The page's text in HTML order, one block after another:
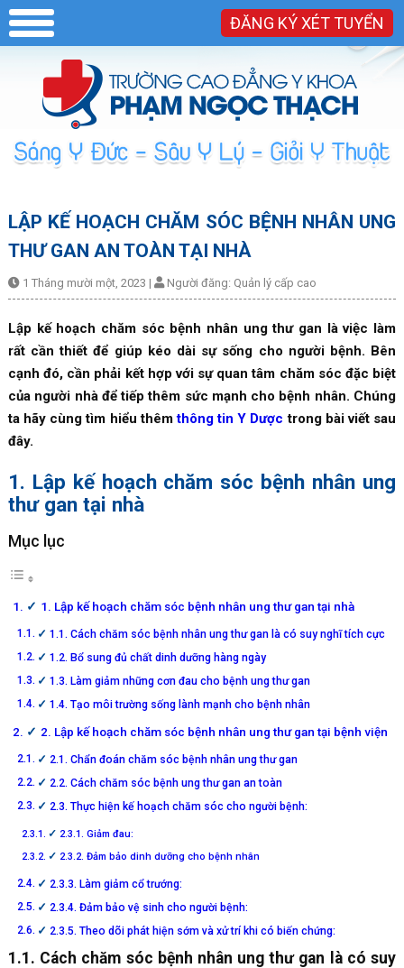
ĐĂNG KÝ XÉT TUYỂN
LẬP KẾ HOẠCH CHĂM SÓC BỆNH NHÂN UNG
THƯ GAN AN TOÀN TẠI NHÀ
1 Tháng mười một, 2023 | Người đăng: Quản lý cấp cao
Lập kế hoạch chăm sóc bệnh nhân ung thư gan là việc làm
rất cần thiết để giúp kéo dài sự sống cho người bệnh. Bên
cạnh đó, cần phải kết hợp với sự quan tâm chăm sóc đặc biệt
của người nhà để tiếp thêm sức mạnh cho bệnh nhân. Chúng
ta hãy cùng tìm hiểu thêmthông tin Y Dược trong bài viết sau
đây.
1. Lập kế hoạch chăm sóc bệnh nhân ung
thư gan tại nhà
Mục lục
1. Lập kế hoạch chăm sóc bệnh nhân ung thư gan tại nhà
1.1. Cách chăm sóc bệnh nhân ung thư gan là có suy nghĩ tích cực
1.2. Bổ sung đủ chất dinh dưỡng hàng ngày
1.3. Làm giảm những cơn đau cho bệnh ung thư gan
1.4. Tạo môi trường sống lành mạnh cho bệnh nhân
2. Lập kế hoạch chăm sóc bệnh nhân ung thư gan tại bệnh viện
2.1. Chẩn đoán chăm sóc bệnh nhân ung thư gan
2.2. Cách chăm sóc bệnh ung thư gan an toàn
2.3. Thực hiện kế hoạch chăm sóc cho người bệnh:
2.3.1. Giảm đau:
2.3.2. Đảm bảo dinh dưỡng cho bệnh nhân
2.3.3. Làm giảm cổ trướng:
2.3.4. Đảm bảo vệ sinh cho người bệnh:
2.3.5. Theo dõi phát hiện sớm và xử trí khi có biến chứng:
1.1. Cách chăm sóc bệnh nhân ung thư gan là có suy